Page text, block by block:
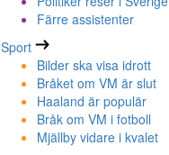
Färre assistenter
Sport
Bilder ska visa idrott
Bråket om VM är slut
Haaland är populär
Bråk om VM i fotboll
Mjällby vidare i kvalet